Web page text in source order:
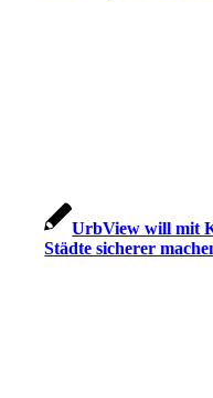
UrbView will mit
Städte sicherer